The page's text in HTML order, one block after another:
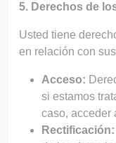
5. Derechos de
Usted tiene
en relación con
Acceso:
si estamos
caso, acceder
Rectificación: